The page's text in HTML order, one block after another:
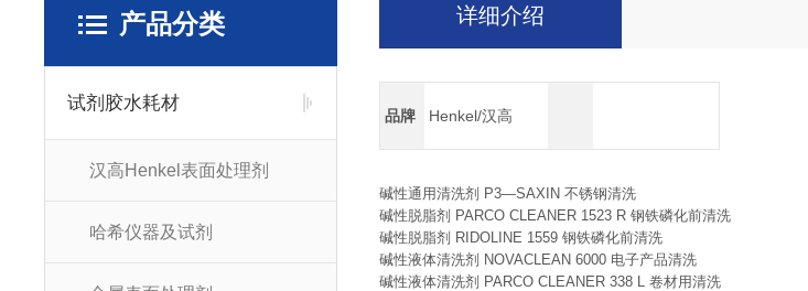
产品分类
试剂胶水耗材
汉高Henkel表面处理剂
哈希仪器及试剂
详细介绍
品牌 Henkel/汉高
碱性通用清洗剂 P3—SAXIN 不锈钢清洗
碱性脱脂剂 PARCO CLEANER 1523 R 钢铁磷化前清洗
碱性脱脂剂 RIDOLINE 1559 钢铁磷化前清洗
碱性液体清洗剂 NOVACLEAN 6000 电子产品清洗
碱性液体清洗剂 PARCO CLEANER 338 L 卷材用清洗